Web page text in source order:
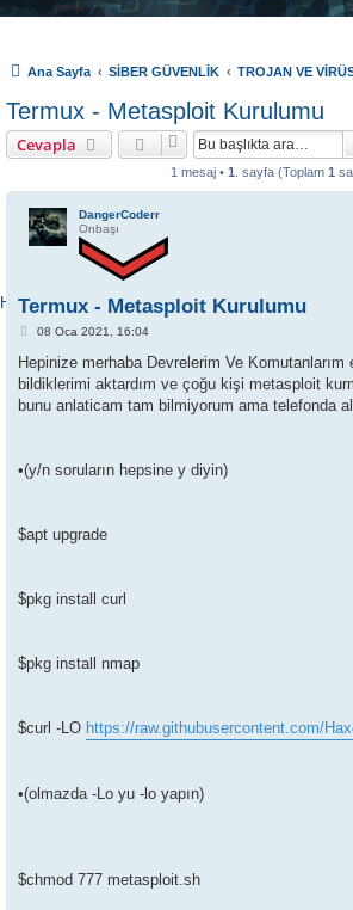
ANKA NEFERLER
TİM | FORUM
Hoşgeldiniz
Ana Sayfa SİBER GÜVENLİK TROJAN VE
Termux - Metasploit Kurulumu
Cevapla
1 mesaj • 1 . sayfa (Toplam 1
DangerCoderr
Onbaşı
Termux - Metasploit Kurulumu
M
s
a
j
08 Oca 2021, 16:04
Hepinize merhaba Devrelerim Ve Komutanlarım
bildiklerimi aktardım ve çoğu kişi metasploit
bunu anlaticam tam bilmiyorum ama telefonda
•(y/n soruların hepsine y diyin)
$apt upgrade
$pkg install curl
$pkg install nmap
$curl -LO https://raw.githubusercontent.com/
•(olmazda -Lo yu -lo yapın)
$chmod 777 metasploit.sh